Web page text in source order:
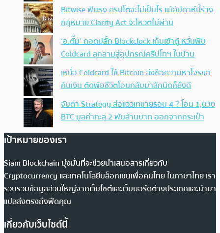
Bitwise ฟันธง คริปโตจะไม่เป็นไร แม้สัปดาห์นี้ร่าง
กฎหมาย Clarity Act จะโหวตไม่ผ่าน
‘อ.ตั๊ม’ ถอดปลั้ก Blockclock เก็บเข้าตู้ หวั่นพิษ
Coldcard ลุกลามสู่อุปกรณ์คริปโทฯ ในบ้าน
เหยื่อ Coldcard ใช้ Bitcoin ส่งข้อความหาโจรขอ
คืนเงิน ตัดพ้อชีวิตโอนกลับมาสักนิดก็ยังดี
จับตา Strategy ส่อแววเทขายรอบ 4 ? โอน 1,030
BTC มูลค่าทะลุ 2 พันล้านบาท ออกจากกระเป๋า
เป้าหมายของเรา
Siam Blockchain มุ่งมั่นที่จะช่วยนำเสนอสารเกี่ยวกับ
Cryptocurrency และเทคโนโลยีบล็อกเชนเพื่อคนไทย ในภาษาไทย เรา
รวบรวมข้อมูลส่วนใหญ่จากเว็บไซต์และเว็บบอร์ดต่างประเทศและนำมา
แปลส่งตรงถึงฟีดคุณ
เกี่ยวกับเว็บไซต์นี้